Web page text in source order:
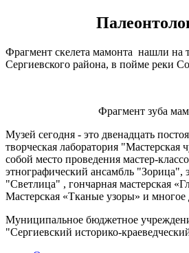
Фрагмент скелета мамонта нашли на
Сергиевского района, в пойме реки
Фрагмент зуба
Музей сегодня - это двенадцать
творческая лаборатория "Мастерская
собой место проведения мастер-
этнографический ансамбль "Зорица",
"Светлица" , гончарная мастерская
Мастерская «Тканые узоры» и многое
Муниципальное бюджетное
"Сергиевский историко-